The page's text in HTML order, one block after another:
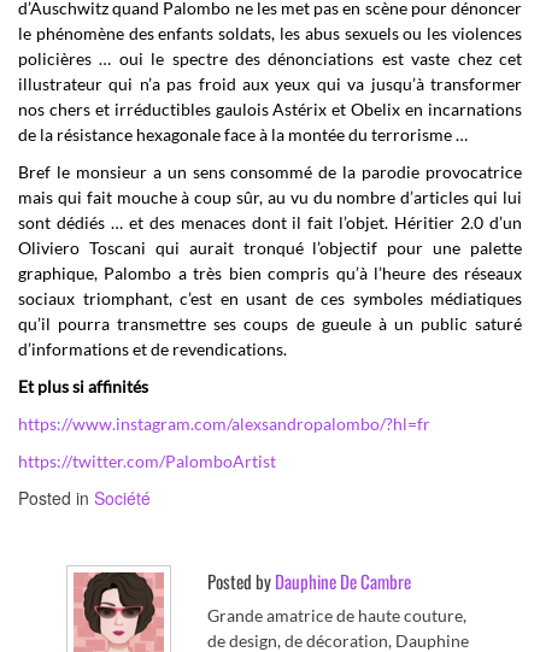
d’Auschwitz quand Palombo ne les met pas en scène pour dénoncer
le phénomène des enfants soldats, les abus sexuels ou les violences
policières … oui le spectre des dénonciations est vaste chez cet
illustrateur qui n’a pas froid aux yeux qui va jusqu’à transformer
nos chers et irréductibles gaulois Astérix et Obelix en incarnations
de la résistance hexagonale face à la montée du terrorisme …
Bref le monsieur a un sens consommé de la parodie provocatrice
mais qui fait mouche à coup sûr, au vu du nombre d’articles qui lui
sont dédiés … et des menaces dont il fait l’objet. Héritier 2.0 d’un
Oliviero Toscani qui aurait tronqué l’objectif pour une palette
graphique, Palombo a très bien compris qu’à l’heure des réseaux
sociaux triomphant, c’est en usant de ces symboles médiatiques
qu’il pourra transmettre ses coups de gueule à un public saturé
d’informations et de revendications.
Et plus si affinités
https://www.instagram.com/alexsandropalombo/?hl=fr
https://twitter.com/PalomboArtist
Posted in Société
Posted byDauphine De Cambre
Grande amatrice de haute couture,
de design, de décoration, Dauphine